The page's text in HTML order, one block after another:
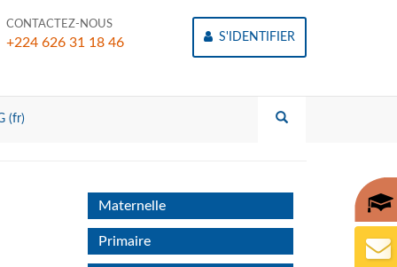
CONTACTEZ-NOUS
+224 626 31 18 46 S'IDENTIFIER
(fr)
Maternelle
Primaire